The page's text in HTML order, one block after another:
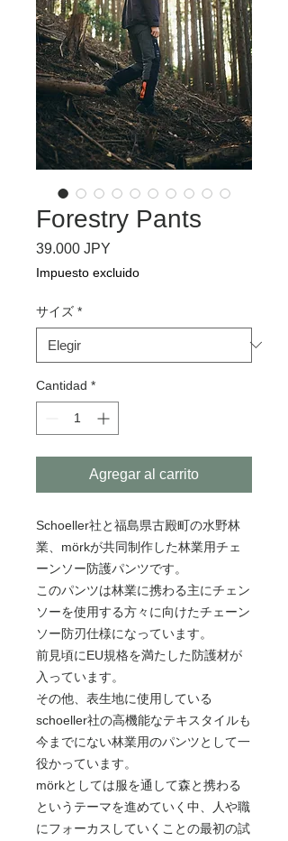
Forestry Pants
39.000 JPY
Impuesto excluido
サイズ *
Cantidad *
Agregar al carrito
Schoeller社と福島県古殿町の水野林
業、mörkが共同制作した林業用チェ
ーンソー防護パンツです。
このパンツは林業に携わる主にチェン
ソーを使用する方々に向けたチェーン
ソー防刃仕様になっています。
前見頃にEU規格を満たした防護材が
入っています。
その他、表生地に使用している
schoeller社の高機能なテキスタイルも
今までにない林業用のパンツとして一
役かっています。
mörkとしては服を通して森と携わる
というテーマを進めていく中、人や職
にフォーカスしていくことの最初の試